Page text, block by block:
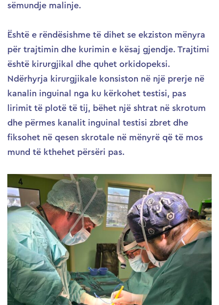
sëmundje malinje.
Është e rëndësishme të dihet se ekziston mënyra
për trajtimin dhe kurimin e kësaj gjendje. Trajtimi
është kirurgjikal dhe quhet orkidopeksi.
Ndërhyrja kirurgjikale konsiston në një prerje në
kanalin inguinal nga ku kërkohet testisi, pas
lirimit të plotë të tij, bëhet një shtrat në skrotum
dhe përmes kanalit inguinal testisi zbret dhe
fiksohet në qesen skrotale në mënyrë që të mos
mund të kthehet përsëri pas.